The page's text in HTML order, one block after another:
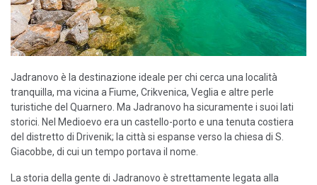
Jadranovo è la destinazione ideale per chi cerca una località
tranquilla, ma vicina a Fiume, Crikvenica, Veglia e altre perle
turistiche del Quarnero. Ma Jadranovo ha sicuramente i suoi lati
storici. Nel Medioevo era un castello-porto e una tenuta costiera
del distretto di Drivenik; la città si espanse verso la chiesa di S.
Giacobbe, di cui un tempo portava il nome.
La storia della gente di Jadranovo è strettamente legata alla